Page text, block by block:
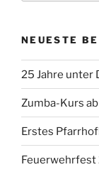
NEUESTE
25 Jahre unter
Zumba-Kurs
Erstes
Feuerwehrfest